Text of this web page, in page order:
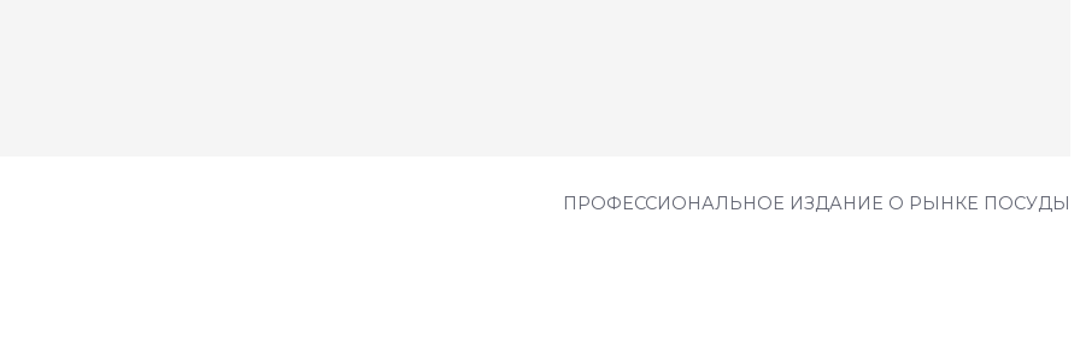
ПРОФЕССИОНАЛЬНОЕ ИЗДАНИЕ О РЫНКЕ ПОСУДЫ